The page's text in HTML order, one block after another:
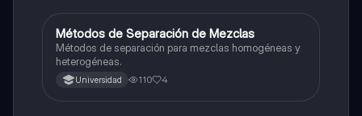
Química
Métodos de Separación de Mezclas
Métodos de separación para mezclas homogéneas y
heterogéneas.
Universidad 110 4